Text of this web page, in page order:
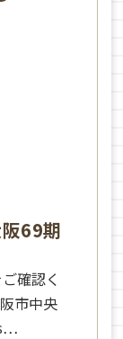
69期
確認く
市中央